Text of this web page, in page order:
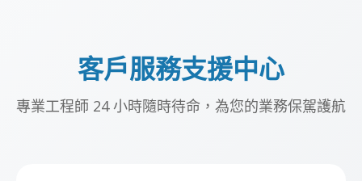
客戶服務支援中心
專業工程師 24 小時隨時待命，為您的業務保駕護航